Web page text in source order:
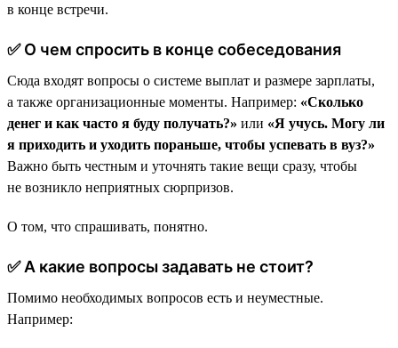
в конце встречи.
✅ О чем спросить в конце собеседования
Сюда входят вопросы о системе выплат и размере зарплаты,
а также организационные моменты. Например: «Сколько
денег и как часто я буду получать?» или «Я учусь. Могу ли
я приходить и уходить пораньше, чтобы успевать в вуз?»
Важно быть честным и уточнять такие вещи сразу, чтобы
не возникло неприятных сюрпризов.
О том, что спрашивать, понятно.
✅ А какие вопросы задавать не стоит?
Помимо необходимых вопросов есть и неуместные.
Например: